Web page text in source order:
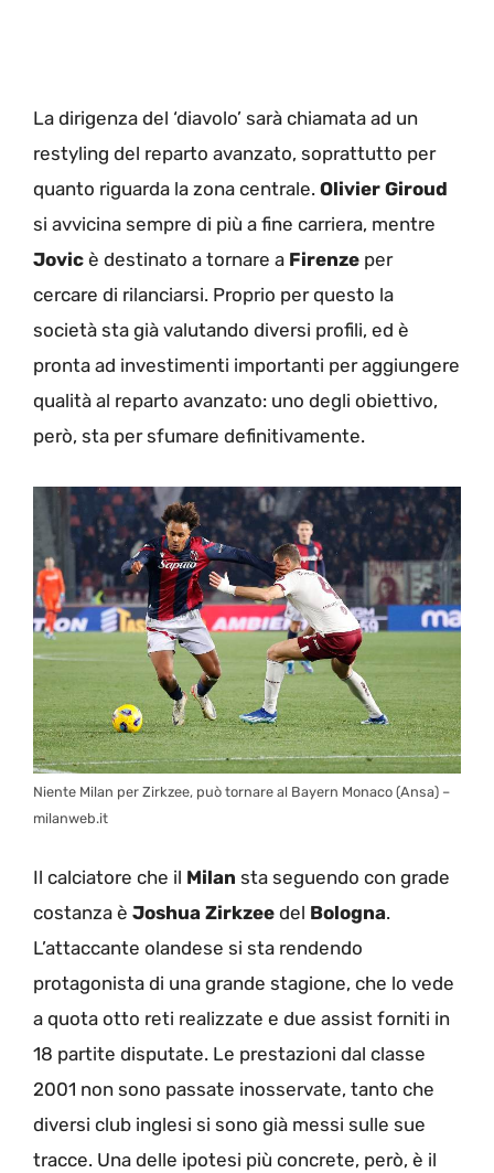
La dirigenza del ‘diavolo’ sarà chiamata ad un
restyling del reparto avanzato, soprattutto per
quanto riguarda la zona centrale. Olivier Giroud
si avvicina sempre di più a fine carriera, mentre
Jovic è destinato a tornare a Firenze per
cercare di rilanciarsi. Proprio per questo la
società sta già valutando diversi profili, ed è
pronta ad investimenti importanti per aggiungere
qualità al reparto avanzato: uno degli obiettivo,
però, sta per sfumare definitivamente.
Niente Milan per Zirkzee, può tornare al Bayern Monaco (Ansa) –
milanweb.it
Il calciatore che il Milan sta seguendo con grade
costanza è Joshua Zirkzee del Bologna.
L’attaccante olandese si sta rendendo
protagonista di una grande stagione, che lo vede
a quota otto reti realizzate e due assist forniti in
18 partite disputate. Le prestazioni dal classe
2001 non sono passate inosservate, tanto che
diversi club inglesi si sono già messi sulle sue
tracce. Una delle ipotesi più concrete, però, è il